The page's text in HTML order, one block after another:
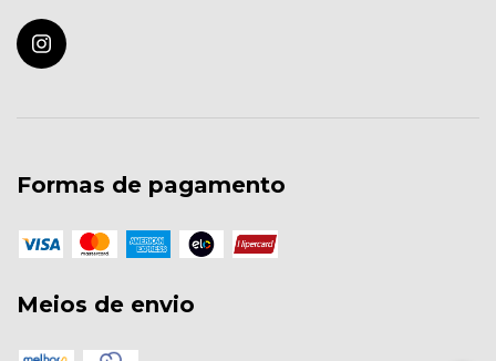
Formas de pagamento
Meios de envio